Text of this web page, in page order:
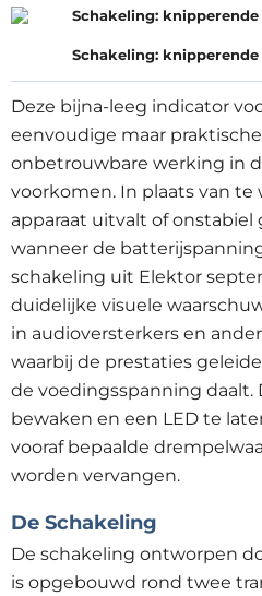
Schakeling:
Deze bijna-leeg indicator
eenvoudige maar
onbetrouwbare werking in
voorkomen. In plaats van
apparaat uitvalt of onstabiel
wanneer de
schakeling uit Elektor
duidelijke visuele
in audioversterkers en
waarbij de prestaties
de voedingsspanning daalt.
bewaken en een LED te
vooraf bepaalde
worden vervangen.
De Schakeling
De schakeling ontworpen
is opgebouwd rond twee